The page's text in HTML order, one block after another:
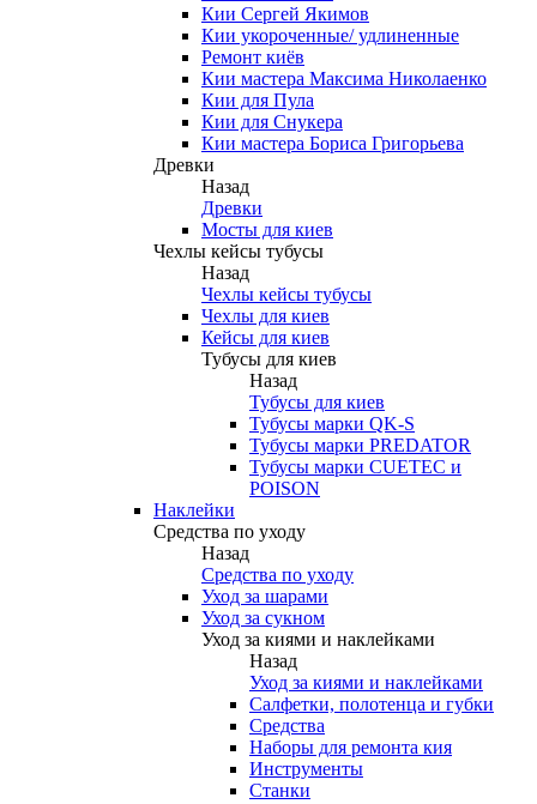
Кии Сергей Якимов
Кии укороченные/ удлиненные
Ремонт киёв
Кии мастера Максима Николаенко
Кии для Пула
Кии для Снукера
Кии мастера Бориса Григорьева
Древки
Назад
Древки
Мосты для киев
Чехлы кейсы тубусы
Назад
Чехлы кейсы тубусы
Чехлы для киев
Кейсы для киев
Тубусы для киев
Назад
Тубусы для киев
Тубусы марки QK-S
Тубусы марки PREDATOR
Тубусы марки CUETEC и
POISON
Наклейки
Средства по уходу
Назад
Средства по уходу
Уход за шарами
Уход за сукном
Уход за киями и наклейками
Назад
Уход за киями и наклейками
Салфетки, полотенца и губки
Средства
Наборы для ремонта кия
Инструменты
Станки